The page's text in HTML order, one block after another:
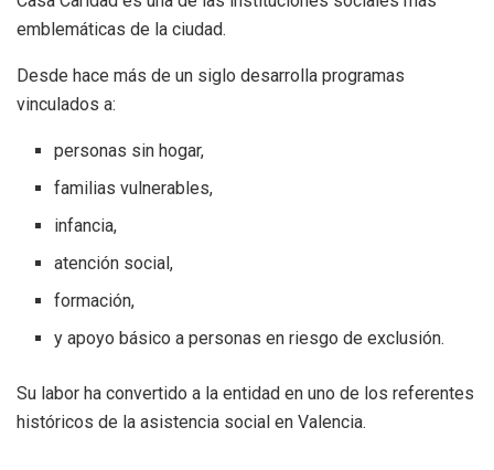
emblemáticas de la ciudad.
Desde hace más de un siglo desarrolla programas
vinculados a:
personas sin hogar,
familias vulnerables,
infancia,
atención social,
formación,
y apoyo básico a personas en riesgo de exclusión.
Su labor ha convertido a la entidad en uno de los referentes
históricos de la asistencia social en Valencia.